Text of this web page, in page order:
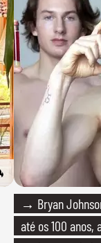
→ Bryan
até os 100